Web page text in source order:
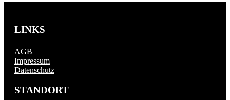
LINKS
AGB
Impressum
Datenschutz
STANDORT